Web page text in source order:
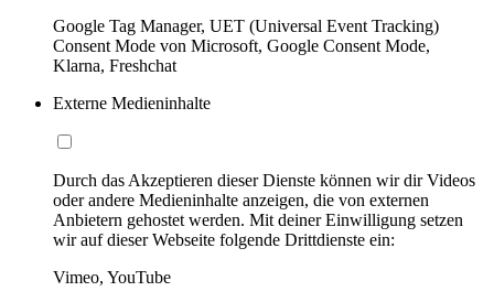
Google Tag Manager, UET (Universal Event Tracking)
Consent Mode von Microsoft, Google Consent Mode,
Klarna, Freshchat
Externe Medieninhalte
Durch das Akzeptieren dieser Dienste können wir dir Videos
oder andere Medieninhalte anzeigen, die von externen
Anbietern gehostet werden. Mit deiner Einwilligung setzen
wir auf dieser Webseite folgende Drittdienste ein:
Vimeo, YouTube